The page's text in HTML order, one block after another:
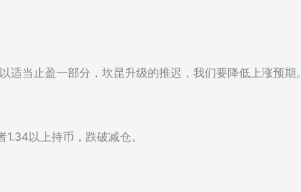
适当止盈一部分，坎昆升级的推迟，我们要降低上涨预期。
以上持币，跌破减仓。